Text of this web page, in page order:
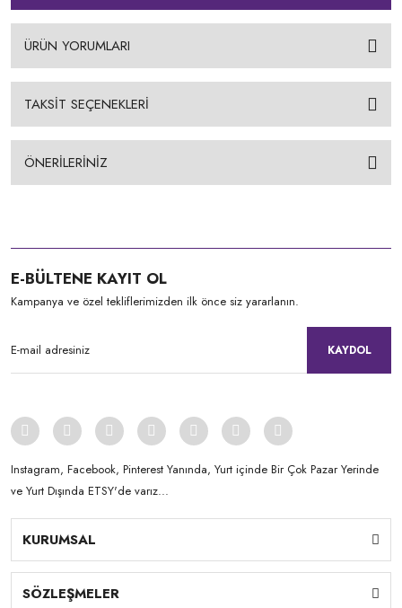
ÜRÜN YORUMLARI
TAKSİT SEÇENEKLERİ
ÖNERİLERİNİZ
E-BÜLTENE KAYIT OL
Kampanya ve özel tekliflerimizden ilk önce siz yararlanın.
KAYDOL
Instagram, Facebook, Pinterest Yanında, Yurt içinde Bir Çok Pazar Yerinde
ve Yurt Dışında ETSY'de varız...
KURUMSAL
SÖZLEŞMELER